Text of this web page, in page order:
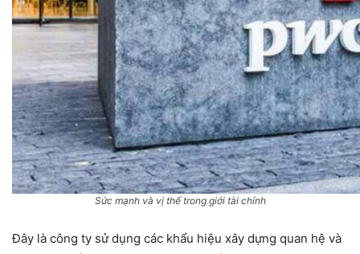
Sức mạnh và vị thế trong giới tài chính
Đây là công ty sử dụng các khẩu hiệu xây dựng quan hệ và